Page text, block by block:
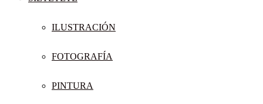
ILUSTRACIÓN
FOTOGRAFÍA
PINTURA